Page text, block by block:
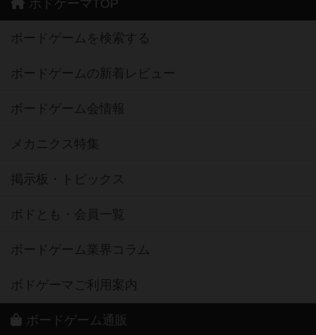
ボドゲーマTOP
ボードゲームを検索する
ボードゲームの新着レビュー
ボードゲーム会情報
メカニクス特集
掲示板・トピックス
ボドとも・会員一覧
ボードゲーム業界コラム
ボドゲーマご利用案内
ボードゲーム通販